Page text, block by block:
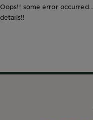
Oops!! some error
details!!